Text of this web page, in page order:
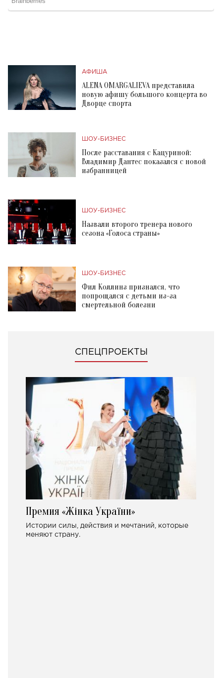
АФИША
ALENA OMARGALIEVA представила
новую афишу большого концерта во
Дворце спорта
ШОУ-БИЗНЕС
После расставания с Кацуриной:
Владимир Дантес показался с новой
избранницей
ШОУ-БИЗНЕС
Назвали второго тренера нового
сезона «Голоса страны»
ШОУ-БИЗНЕС
Фил Коллинз признался, что
попрощался с детьми из-за
смертельной болезни
СПЕЦПРОЕКТЫ
Премия «Жінка України»
Истории силы, действия и мечтаний, которые
меняют страну.